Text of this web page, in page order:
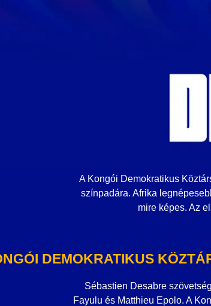
A Kongói Demokratikus
színpadára. Afrika
mire képes. Az
DEMOKRATIKUS
Sébastien Desabre
Fayulu és Matthieu Epolo. A